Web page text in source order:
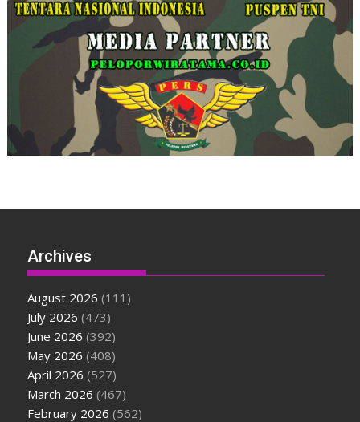
Archives
August 2026 (111)
July 2026 (473)
June 2026 (392)
May 2026 (408)
April 2026 (527)
March 2026 (467)
February 2026 (562)